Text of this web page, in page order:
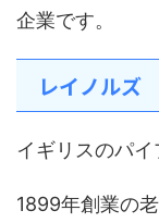
企業です。
レイノルズ
イギリスのパイ
1899年創業の